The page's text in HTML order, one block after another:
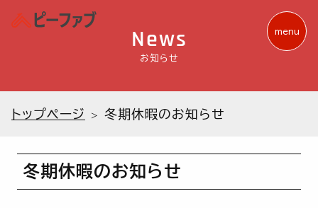
menu
News
お知らせ
トップページ 冬期休暇のお知らせ
冬期休暇のお知らせ